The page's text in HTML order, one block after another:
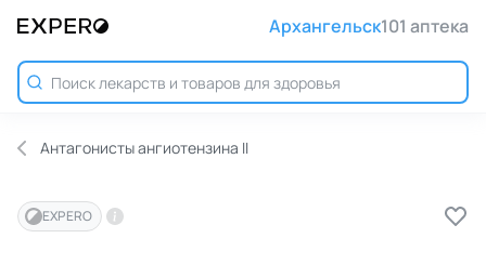
Архангельск101 аптека
Антагонисты ангиотензина II
EXPERO